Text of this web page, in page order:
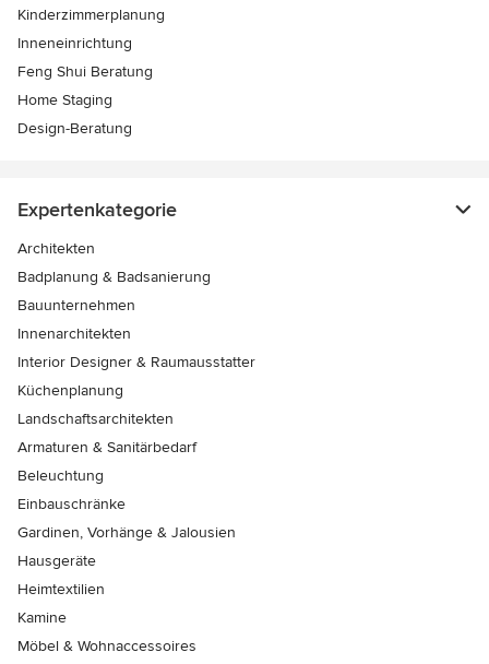
Kinderzimmerplanung
Inneneinrichtung
Feng Shui Beratung
Home Staging
Design-Beratung
Expertenkategorie
Architekten
Badplanung & Badsanierung
Bauunternehmen
Innenarchitekten
Interior Designer & Raumausstatter
Küchenplanung
Landschaftsarchitekten
Armaturen & Sanitärbedarf
Beleuchtung
Einbauschränke
Gardinen, Vorhänge & Jalousien
Hausgeräte
Heimtextilien
Kamine
Möbel & Wohnaccessoires